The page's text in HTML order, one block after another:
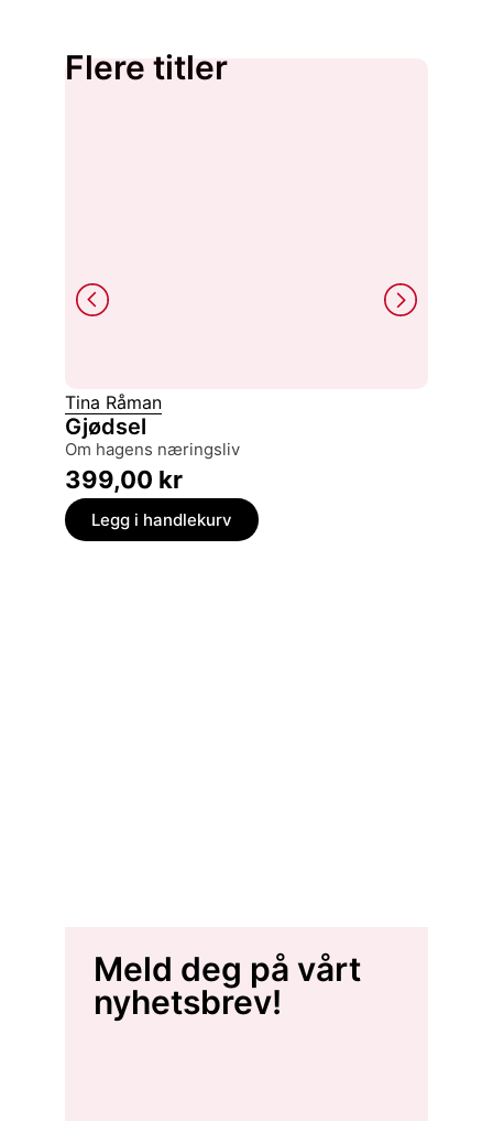
Flere titler
Tina Råman
Gjødsel
om hagens næringsliv
399,00 kr
Legg i handlekurv
Meld deg på vårt
nyhetsbrev!